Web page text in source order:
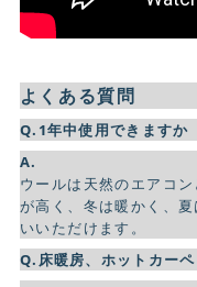
よくある質問
Q.1年中使用できますか
A.
ウールは天然のエアコ
が高く、冬は暖かく、
いいただけます。
Q.床暖房、ホットカー